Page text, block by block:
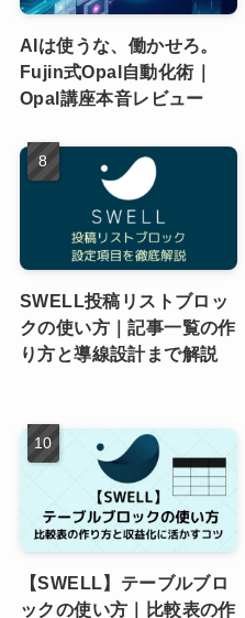
AIは使うな、働かせろ。
Fujin式Opal自動化術｜
Opal講座本音レビュー
SWELL投稿リストブロッ
クの使い方｜記事一覧の作
り方と導線設計まで解説
【SWELL】テーブルブロ
ックの使い方｜比較表の作